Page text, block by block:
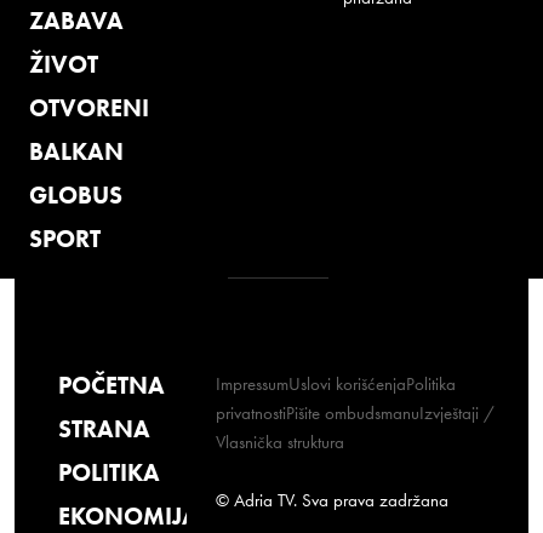
ZABAVA
ŽIVOT
OTVORENI
BALKAN
GLOBUS
SPORT
POČETNA
STRANA
POLITIKA
EKONOMIJA
ImpressumUslovi korišćenjaPolitika
privatnostiPišite ombudsmanuIzvještaji /
Vlasnička struktura
© Adria TV. Sva prava zadržana